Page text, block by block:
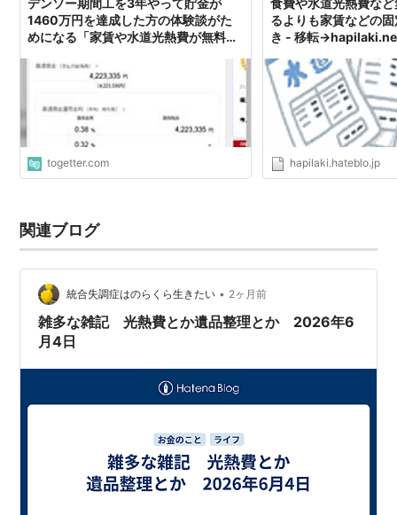
デンソー期間工を3年やって貯金が
1460万円を達成した方の体験談がた
めになる「家賃や水道光熱費が無料」
togetter.com
食費や水道光熱費な
るよりも家賃などの
き - 移転
hapilaki.hateblo.jp
関連ブログ
統合失調症はのらくら生きたい • 2ヶ月前
雑多な雑記 光熱費とか遺品整理とか 2026年6
月4日